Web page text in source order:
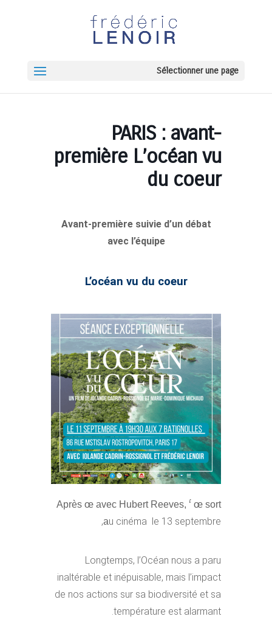
Sélectionner une page
PARIS : avant-
première L’océan vu
du coeur
Avant-première suivie d’un débat
avec l’équipe
L’océan vu du coeur
Après œ avec Hubert Reeves, ‘́ œ sort
au cinéma le 13 septembre,
Longtemps, l’Océan nous a paru
inaltérable et inépuisable, mais l’impact
de nos actions sur sa biodiversité et sa
température est alarmant.